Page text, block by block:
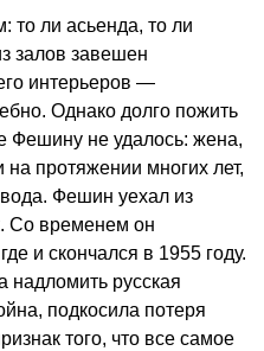
то ли асьенда, то ли
залов завешен
интерьеров —
Однако долго пожить
Фешину не удалось: жена,
на протяжении многих лет,
Фешин уехал из
Со временем он
и скончался в 1955 году.
надломить русская
подкосила потеря
того, что все самое